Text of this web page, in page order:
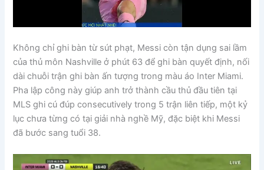
Không chỉ ghi bàn từ sút phạt, Messi còn tận dụng sai lầm
của thủ môn Nashville ở phút 63 để ghi bàn quyết định, nối
dài chuỗi trận ghi bàn ấn tượng trong màu áo Inter Miami.
Pha lập công này giúp anh trở thành cầu thủ đầu tiên tại
MLS ghi cú đúp consecutively trong 5 trận liên tiếp, một kỷ
lục chưa từng có tại giải nhà nghề Mỹ, đặc biệt khi Messi
đã bước sang tuổi 38.